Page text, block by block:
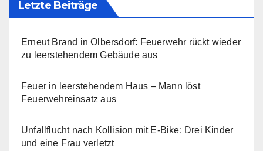
Letzte Beiträge
Erneut Brand in Olbersdorf: Feuerwehr rückt wieder
zu leerstehendem Gebäude aus
Feuer in leerstehendem Haus – Mann löst
Feuerwehreinsatz aus
Unfallflucht nach Kollision mit E-Bike: Drei Kinder
und eine Frau verletzt